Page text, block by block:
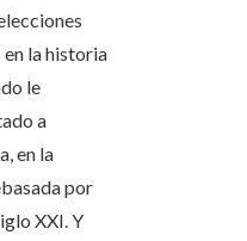
la historia
le
a
en la
por
XXI. Y